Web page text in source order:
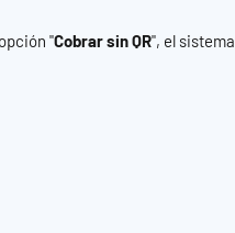
"Cobrar sin QR", el sistema